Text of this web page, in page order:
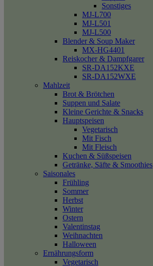
Sonstiges
MJ-L700
MJ-L501
MJ-L500
Blender & Soup Maker
MX-HG4401
Reiskocher & Dampfgarer
SR-DA152KXE
SR-DA152WXE
Mahlzeit
Brot & Brötchen
Suppen und Salate
Kleine Gerichte & Snacks
Hauptspeisen
Vegetarisch
Mit Fisch
Mit Fleisch
Kuchen & Süßspeisen
Getränke, Säfte & Smoothies
Saisonales
Frühling
Sommer
Herbst
Winter
Ostern
Valentinstag
Weihnachten
Halloween
Ernährungsform
Vegetarisch